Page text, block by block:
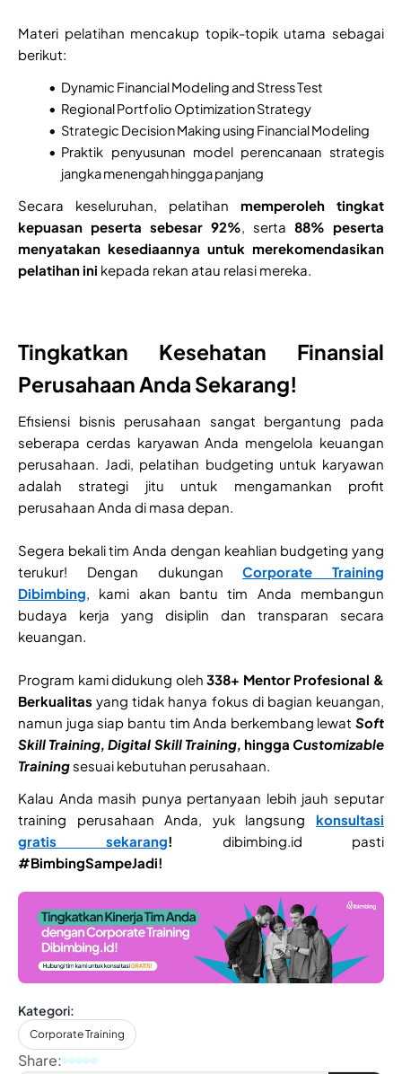
Materi pelatihan mencakup topik-topik utama sebagai
berikut:
Dynamic Financial Modeling and Stress Test
Regional Portfolio Optimization Strategy
Strategic Decision Making using Financial Modeling
Praktik penyusunan model perencanaan strategis
jangka menengah hingga panjang
Secara keseluruhan, pelatihan memperoleh tingkat
kepuasan peserta sebesar 92%, serta 88% peserta
menyatakan kesediaannya untuk merekomendasikan
pelatihan ini kepada rekan atau relasi mereka.
Tingkatkan Kesehatan Finansial
Perusahaan Anda Sekarang!
Efisiensi bisnis perusahaan sangat bergantung pada
seberapa cerdas karyawan Anda mengelola keuangan
perusahaan. Jadi, pelatihan budgeting untuk karyawan
adalah strategi jitu untuk mengamankan profit
perusahaan Anda di masa depan.
Segera bekali tim Anda dengan keahlian budgeting yang
terukur! Dengan dukunganCorporate Training
Dibimbing, kami akan bantu tim Anda membangun
budaya kerja yang disiplin dan transparan secara
keuangan.
Program kami didukung oleh338+ Mentor Profesional &
Berkualitas yang tidak hanya fokus di bagian keuangan,
namun juga siap bantu tim Anda berkembang lewat Soft
Skill Training, Digital Skill Training, hingga Customizable
Trainingsesuai kebutuhan perusahaan.
Kalau Anda masih punya pertanyaan lebih jauh seputar
training perusahaan Anda, yuk langsung konsultasi
gratis sekarang!
dibimbing.id pasti
#BimbingSampeJadi!
Kategori:
Corporate Training
Share: